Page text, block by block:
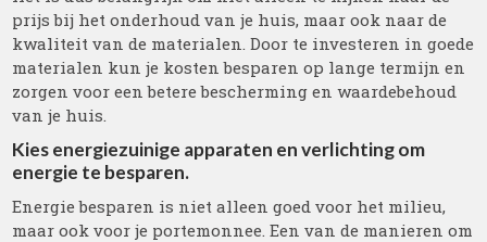
prijs bij het onderhoud van je huis, maar ook naar de
kwaliteit van de materialen. Door te investeren in goede
materialen kun je kosten besparen op lange termijn en
zorgen voor een betere bescherming en waardebehoud
van je huis.
Kies energiezuinige apparaten en verlichting om
energie te besparen.
Energie besparen is niet alleen goed voor het milieu,
maar ook voor je portemonnee. Een van de manieren om